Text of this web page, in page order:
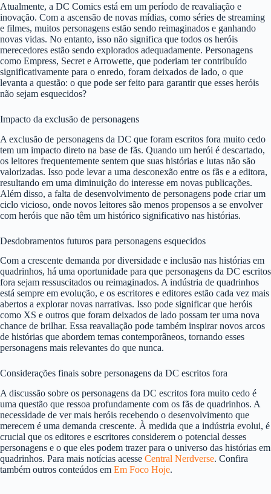
Atualmente, a DC Comics está em um período de reavaliação e
inovação. Com a ascensão de novas mídias, como séries de streaming
e filmes, muitos personagens estão sendo reimaginados e ganhando
novas vidas. No entanto, isso não significa que todos os heróis
merecedores estão sendo explorados adequadamente. Personagens
como Empress, Secret e Arrowette, que poderiam ter contribuído
significativamente para o enredo, foram deixados de lado, o que
levanta a questão: o que pode ser feito para garantir que esses heróis
não sejam esquecidos?
Impacto da exclusão de personagens
A exclusão de personagens da DC que foram escritos fora muito cedo
tem um impacto direto na base de fãs. Quando um herói é descartado,
os leitores frequentemente sentem que suas histórias e lutas não são
valorizadas. Isso pode levar a uma desconexão entre os fãs e a editora,
resultando em uma diminuição do interesse em novas publicações.
Além disso, a falta de desenvolvimento de personagens pode criar um
ciclo vicioso, onde novos leitores são menos propensos a se envolver
com heróis que não têm um histórico significativo nas histórias.
Desdobramentos futuros para personagens esquecidos
Com a crescente demanda por diversidade e inclusão nas histórias em
quadrinhos, há uma oportunidade para que personagens da DC escritos
fora sejam ressuscitados ou reimaginados. A indústria de quadrinhos
está sempre em evolução, e os escritores e editores estão cada vez mais
abertos a explorar novas narrativas. Isso pode significar que heróis
como XS e outros que foram deixados de lado possam ter uma nova
chance de brilhar. Essa reavaliação pode também inspirar novos arcos
de histórias que abordem temas contemporâneos, tornando esses
personagens mais relevantes do que nunca.
Considerações finais sobre personagens da DC escritos fora
A discussão sobre os personagens da DC escritos fora muito cedo é
uma questão que ressoa profundamente com os fãs de quadrinhos. A
necessidade de ver mais heróis recebendo o desenvolvimento que
merecem é uma demanda crescente. À medida que a indústria evolui, é
crucial que os editores e escritores considerem o potencial desses
personagens e o que eles podem trazer para o universo das histórias em
quadrinhos. Para mais notícias acesse Central Nerdverse. Confira
também outros conteúdos em Em Foco Hoje.